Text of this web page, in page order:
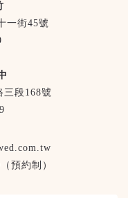
一街45號
三段168號
預約制）